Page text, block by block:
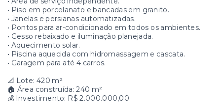
• Piso em porcelanato e bancadas em granito.
• Janelas e persianas automatizadas.
• Pontos para ar-condicionado em todos os ambientes.
• Gesso rebaixado e iluminação planejada.
• Aquecimento solar.
• Piscina aquecida com hidromassagem e cascata.
• Garagem para até 4 carros.
📐 Lote: 420 m²
🏠 Área construída: 240 m²
💰 Investimento: R$ 2.000.000,00